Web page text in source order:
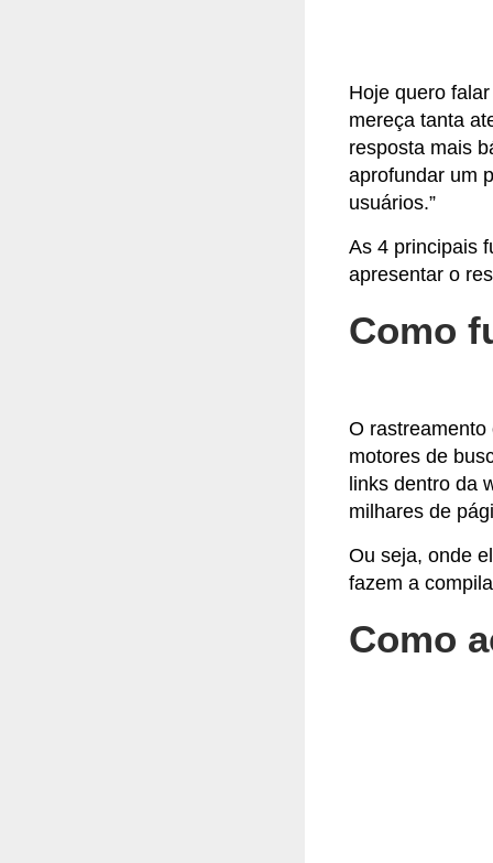
Hoje quero
mereça tanta
resposta mais
aprofundar um
usuários.”
As 4 principais
apresentar o
Como
O
motores de
links dentro da
milhares de
Ou seja, onde
fazem a
Como